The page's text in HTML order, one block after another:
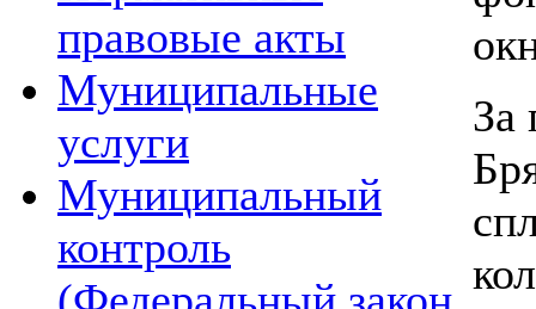
правовые акты
Муниципальные
услуги
Муниципальный
контроль
За